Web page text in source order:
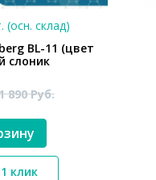
склад)
BL-11 (цвет
слоник
890Руб.
клик